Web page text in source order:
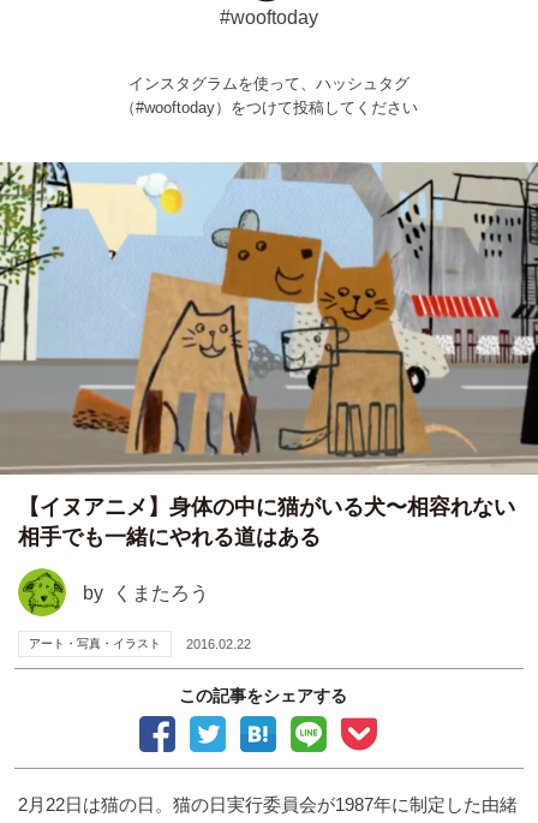
#wooftoday
インスタグラムを使って、ハッシュタグ
（#wooftoday）をつけて投稿してください
【イヌアニメ】身体の中に猫がいる犬〜相容れない
相手でも一緒にやれる道はある
by くまたろう
アート・写真・イラスト 2016.02.22
この記事をシェアする
2月22日は猫の日。猫の日実行委員会が1987年に制定した由緒